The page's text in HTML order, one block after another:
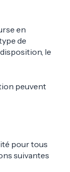
en
de
le
peuvent
pour tous
suivantes